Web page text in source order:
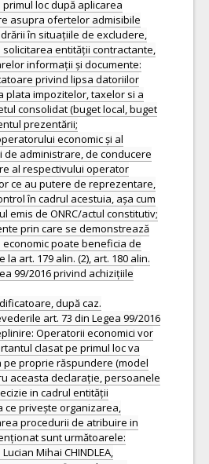
loc după aplicarea
asupra ofertelor admisibile
în situațiile de excludere,
entității contractante,
informații și documente:
privind lipsa datoriilor
plata impozitelor, taxelor si a
consolidat (buget local, buget
prezentării;
economic și al
administrare, de conducere
al respectivului operator
ce au putere de reprezentare,
în cadrul acestuia, așa cum
emis de ONRC/actul constitutiv;
prin care se demonstrează
poate beneficia de
art. 179 alin. (2), art. 180 alin.
99/2016 privind achizițiile
după caz.
art. 73 din Legea 99/2016
Operatorii economici vor
clasat pe primul loc va
pe proprie răspundere (model
aceasta declarație, persoanele
in cadrul entității
ce privește organizarea,
procedurii de atribuire in
sunt următoarele:
Mihai CHINDLEA,